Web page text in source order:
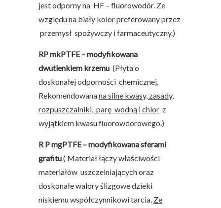
jest odporny na HF – fluorowodór. Ze
względu na biały kolor preferowany przez
przemysł spożywczy i farmaceutyczny.)
RP mkPTFE – modyfikowana
dwutlenkiem krzemu (Płyta o
doskonałej odporności chemicznej.
Rekomendowanana silne kwasy, zasady,
rozpuszczalniki, parę wodną i chlorz
wyjątkiem kwasu fluorowdorowego.)
R P mgPTFE – modyfikowana sferami
grafitu( Materiał łączy właściwości
materiałów uszczelniających oraz
doskonałe walory ślizgowe dzieki
niskiemu współczynnikowi tarcia. Ze